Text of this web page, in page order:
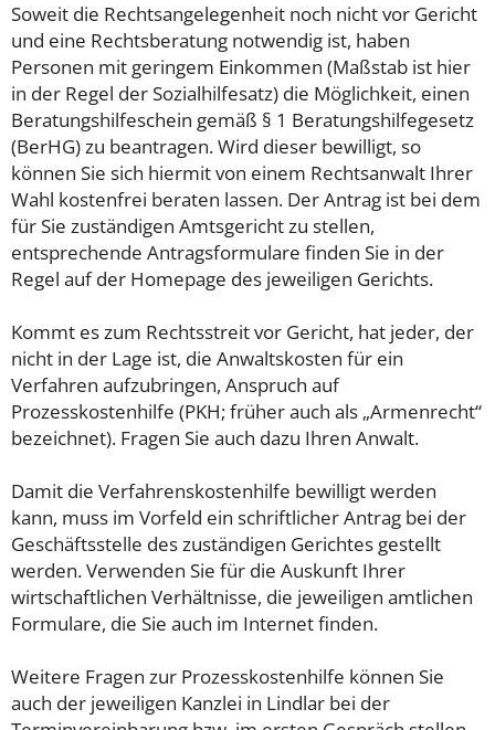
Soweit die Rechtsangelegenheit noch nicht vor Gericht
und eine Rechtsberatung notwendig ist, haben
Personen mit geringem Einkommen (Maßstab ist hier
in der Regel der Sozialhilfesatz) die Möglichkeit, einen
Beratungshilfeschein gemäß § 1 Beratungshilfegesetz
(BerHG) zu beantragen. Wird dieser bewilligt, so
können Sie sich hiermit von einem Rechtsanwalt Ihrer
Wahl kostenfrei beraten lassen. Der Antrag ist bei dem
für Sie zuständigen Amtsgericht zu stellen,
entsprechende Antragsformulare finden Sie in der
Regel auf der Homepage des jeweiligen Gerichts.
Kommt es zum Rechtsstreit vor Gericht, hat jeder, der
nicht in der Lage ist, die Anwaltskosten für ein
Verfahren aufzubringen, Anspruch auf
Prozesskostenhilfe (PKH; früher auch als „Armenrecht“
bezeichnet). Fragen Sie auch dazu Ihren Anwalt.
Damit die Verfahrenskostenhilfe bewilligt werden
kann, muss im Vorfeld ein schriftlicher Antrag bei der
Geschäftsstelle des zuständigen Gerichtes gestellt
werden. Verwenden Sie für die Auskunft Ihrer
wirtschaftlichen Verhältnisse, die jeweiligen amtlichen
Formulare, die Sie auch im Internet finden.
Weitere Fragen zur Prozesskostenhilfe können Sie
auch der jeweiligen Kanzlei in Lindlar bei der